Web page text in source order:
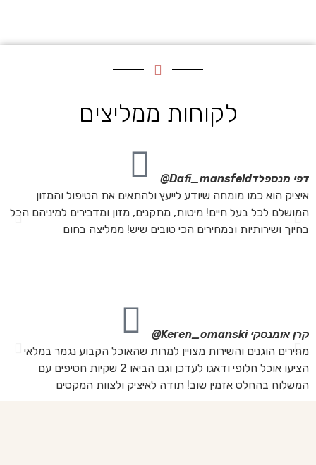
לקוחות ממליצים
דפי מנספלדDafi_mansfeld@
איציק הוא כמו מומחה שיודע לייעץ ולהתאים את הטיפול והמזון
המושלם לכל בעל חיים! מיטות, מתקנים, מזון ומדבירים למיניהם הכל
בחיוך ושירותיות ובמחירים הכי טובים שיש! ממליצה בחום
קרן אומנסקיKeren_omanski@
מחירים הוגנים והשירות מצויין למרות שהאוכל הקבוע נגמר במלאי
הציעו אוכל חלופי ודאגו לעדכן וגם הביאו 2 שקיות חטיפים עם
המשלוח בהחלט אזמין שוב! תודה לאיציק ולצוות המקסים